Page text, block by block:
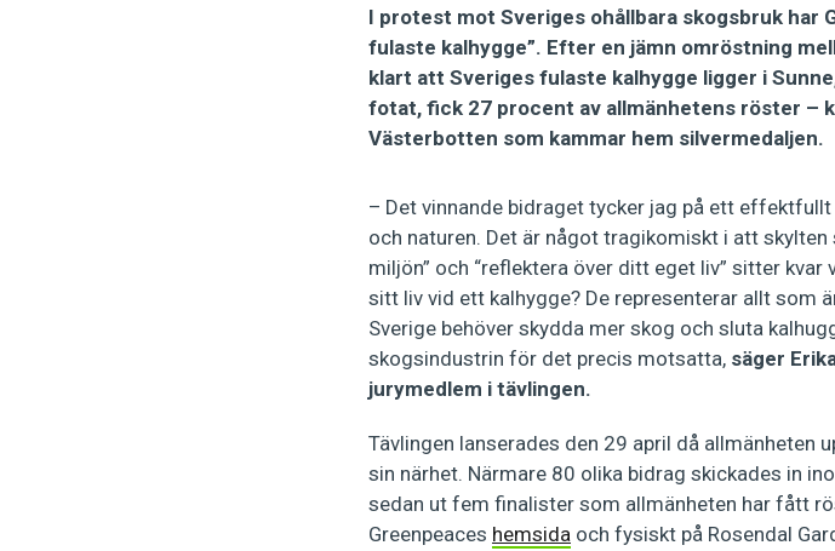
I protest mot Sveriges ohållbara skogsbruk har
fulaste kalhygge”. Efter en jämn omröstning
klart att Sveriges fulaste kalhygge ligger i
fotat, fick 27 procent av allmänhetens röster –
Västerbotten som kammar hem silvermedaljen.
– Det vinnande bidraget tycker jag på ett
och naturen. Det är något tragikomiskt i att
miljön” och “reflektera över ditt eget liv” sitter
sitt liv vid ett kalhygge? De representerar allt som
Sverige behöver skydda mer skog och sluta
skogsindustrin för det precis motsatta, säger
jurymedlem i tävlingen.
Tävlingen lanserades den 29 april då allmänheten
sin närhet. Närmare 80 olika bidrag skickades in
sedan ut fem finalister som allmänheten har fått
Greenpeaces hemsida och fysiskt på Rosendal